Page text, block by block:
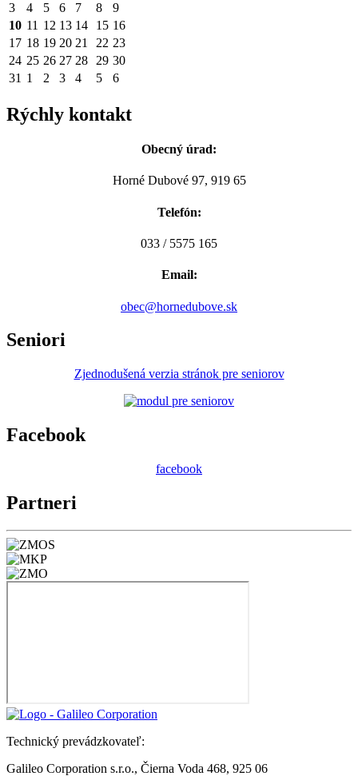
3
4 5 6 7 8
9
10 11 12 13 14 15 16
17 18 19 20 21 22 23
24 25 26 27 28 29 30
31 1 2 3 4 5 6
Rýchly kontakt
Obecný úrad:
Horné Dubové 97, 919 65
Telefón:
033 / 5575 165
Email:
obec@hornedubove.sk
Seniori
Zjednodušená verzia stránok pre seniorov
Facebook
facebook
Partneri
Technický prevádzkovateľ:
Galileo Corporation s.r.o., Čierna Voda 468, 925 06